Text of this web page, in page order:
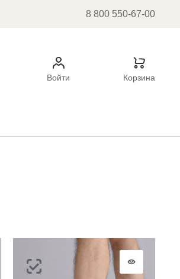
8 800 550-67-00
Войти Корзина